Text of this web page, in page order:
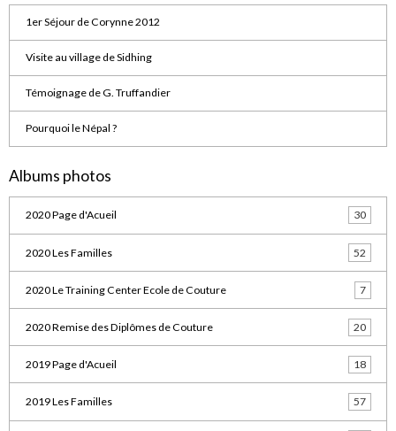
1er Séjour de Corynne 2012
Visite au village de Sidhing
Témoignage de G. Truffandier
Pourquoi le Népal ?
Albums photos
2020 Page d'Acueil 30
2020 Les Familles 52
2020 Le Training Center Ecole de Couture 7
2020 Remise des Diplômes de Couture 20
2019 Page d'Acueil 18
2019 Les Familles 57